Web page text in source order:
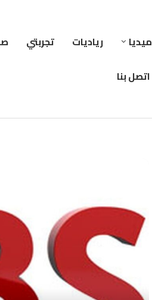
ميديا رياديات تجربتي
اتصل بنا